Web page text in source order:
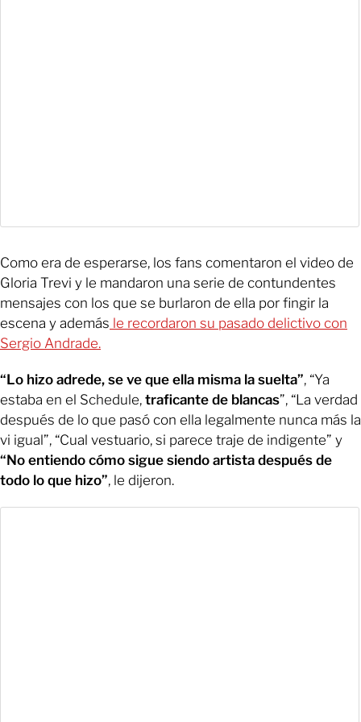
Como era de esperarse, los fans comentaron el video de
Gloria Trevi y le mandaron una serie de contundentes
mensajes con los que se burlaron de ella por fingir la
escena y además le recordaron su pasado delictivo con
Sergio Andrade.
“Lo hizo adrede, se ve que ella misma la suelta”, “Ya
estaba en el Schedule, traficante de blancas”, “La verdad
después de lo que pasó con ella legalmente nunca más la
vi igual”, “Cual vestuario, si parece traje de indigente” y
“No entiendo cómo sigue siendo artista después de
todo lo que hizo”, le dijeron.